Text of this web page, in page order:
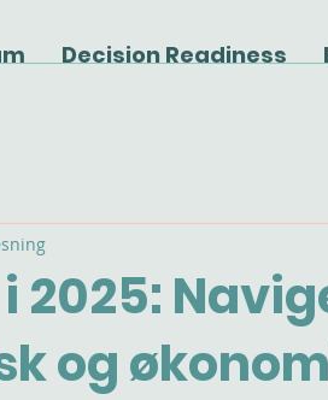
Decision Readiness
i 2025:
og